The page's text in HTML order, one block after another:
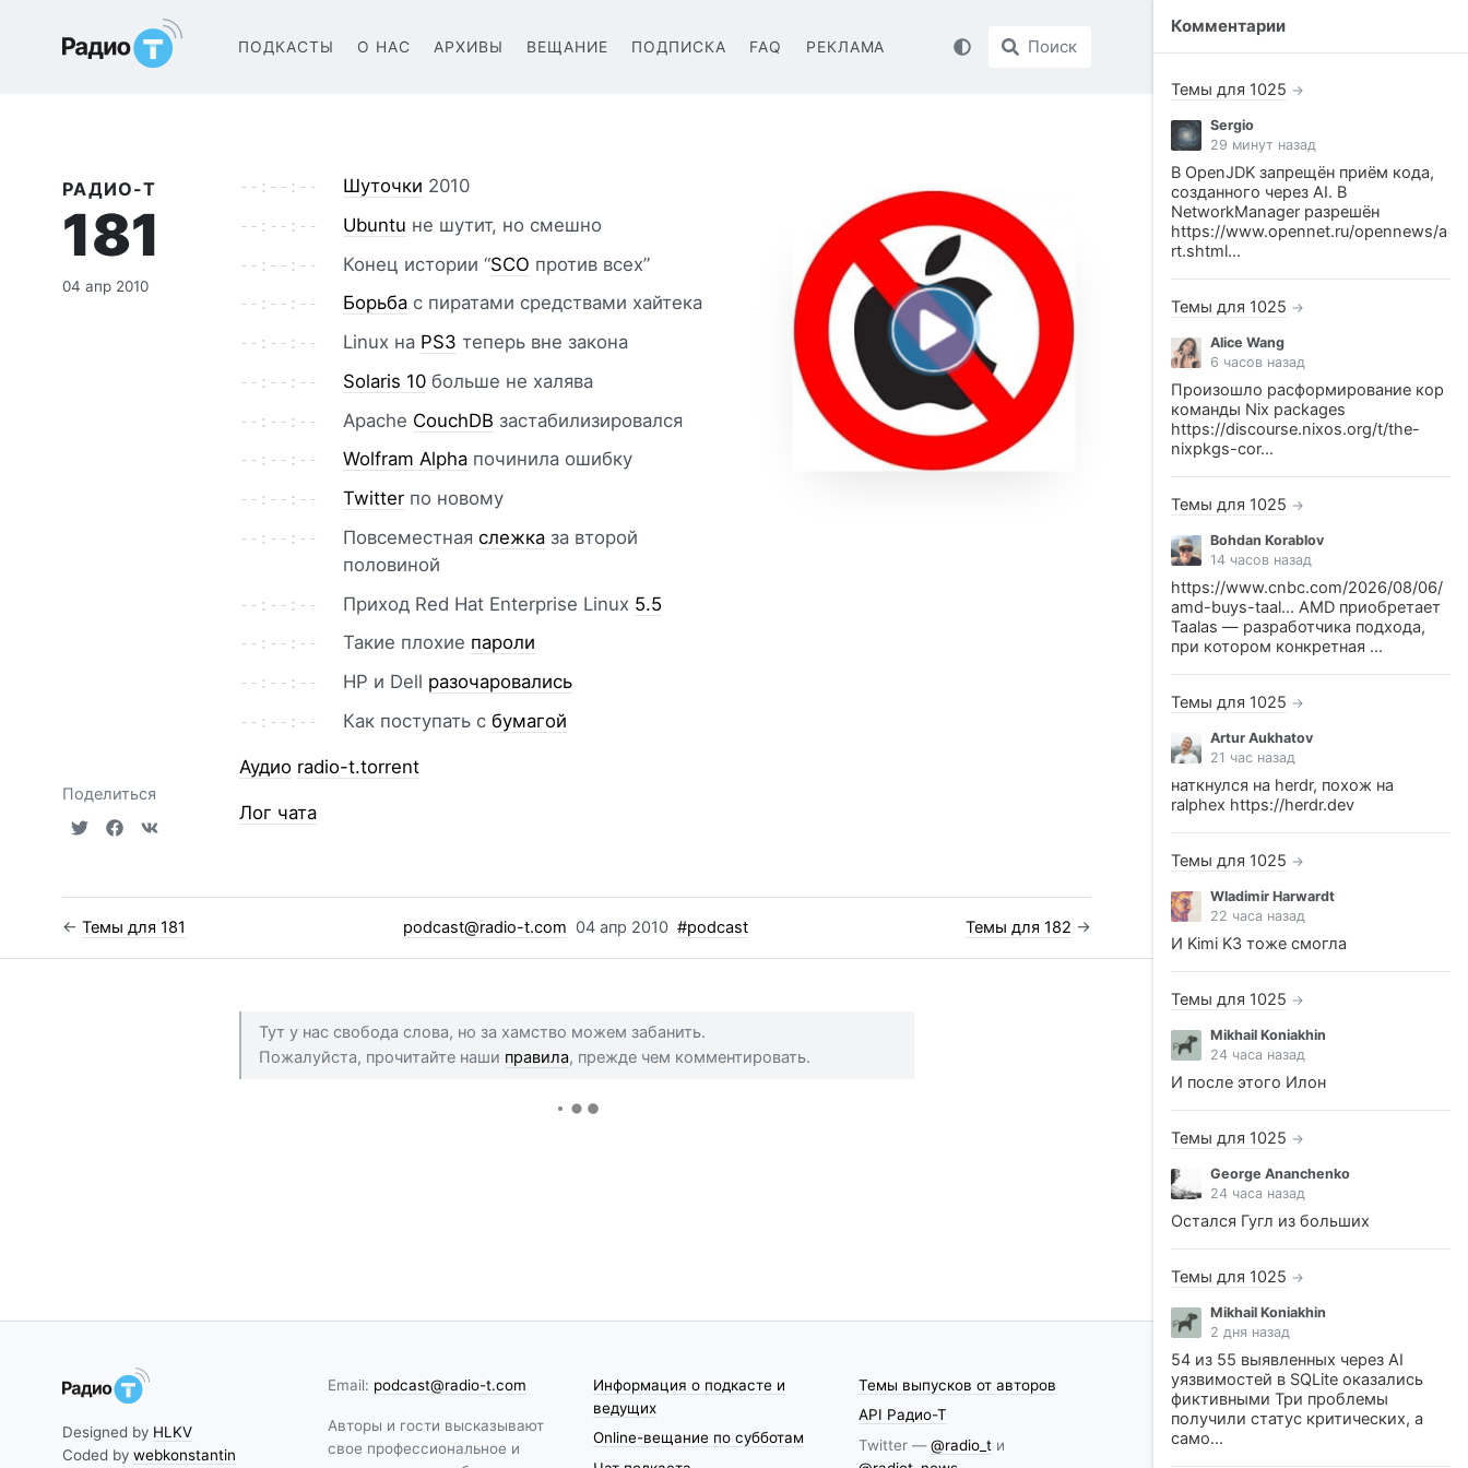
Радио-Т Подкаст Поиск
ПОДКАСТЫ О НАС АРХИВЫ ВЕЩАНИЕ ПОДПИСКА FAQ РЕКЛАМА
РАДИО-Т
181
04 апр 2010
Поделиться
Шуточки 2010
Ubuntu не шутит, но смешно
Конец истории “SCO против всех”
Борьба с пиратами средствами хайтека
Linux на PS3 теперь вне закона
Solaris 10 больше не халява
Apache CouchDB застабилизировался
Wolfram Alpha починила ошибку
Twitter по новому
Повсеместнаяслежка за второй
половиной
Приход Red Hat Enterprise Linux 5.5
Такие плохие пароли
HP и Dell разочаровались
Как поступать сбумагой
Аудио radio-t.torrent
Лог чата
←Темы для 181 Темы для 182 →
podcast@radio-t.com 04 апр 2010 #podcast
Тут у нас свобода слова, но за хамство можем забанить.
Пожалуйста, прочитайте наши правила, прежде чем комментировать.
Designed by HLKV
Coded bywebkonstantin
Email: podcast@radio-t.com
Авторы и гости высказывают
свое профессиональное и
Информация о подкасте и
ведущих
Online-вещание по субботам
Темы выпусков от авторов
API Радио-Т
Twitter —@radio_tи
Комментарии
Темы для 1025 →
Sergio
29 минут назад
В OpenJDK запрещён приём кода,
созданного через AI. В
NetworkManager разрешён
https://www.opennet.ru/opennews/a
rt.shtml...
Темы для 1025 →
Alice Wang
6 часов назад
Произошло расформирование кор
команды Nix packages
https://discourse.nixos.org/t/the-
nixpkgs-cor...
Темы для 1025 →
Bohdan Korablov
14 часов назад
https://www.cnbc.com/2026/08/06/
amd-buys-taal... AMD приобретает
Taalas — разработчика подхода,
при котором конкретная ...
Темы для 1025 →
Artur Aukhatov
21 час назад
наткнулся на herdr, похож на
ralphex https://herdr.dev
Темы для 1025 →
Wladimir Harwardt
22 часа назад
И Kimi K3 тоже смогла
Темы для 1025 →
Mikhail Koniakhin
24 часа назад
И после этого Илон
Темы для 1025 →
George Ananchenko
24 часа назад
Остался Гугл из больших
Темы для 1025 →
Mikhail Koniakhin
2 дня назад
54 из 55 выявленных через AI
уязвимостей в SQLite оказались
фиктивными Три проблемы
получили статус критических, а
само...